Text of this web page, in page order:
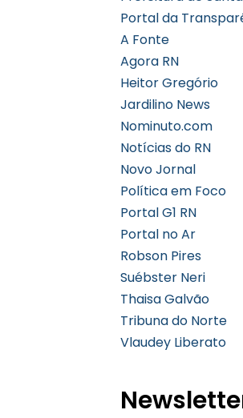
Portal da
A Fonte
Agora RN
Heitor Gregório
Jardilino News
Nominuto.com
Notícias do RN
Novo Jornal
Política em Foco
Portal G1 RN
Portal no Ar
Robson Pires
Suébster Neri
Thaisa Galvão
Tribuna do Norte
Vlaudey Liberato